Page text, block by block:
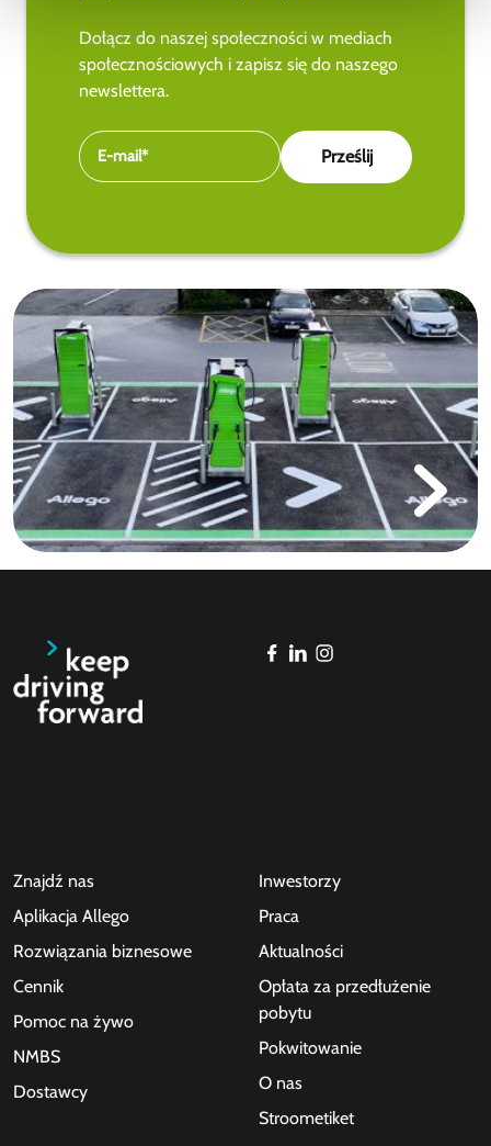
Dołącz do naszej społeczności w mediach
społecznościowych i zapisz się do naszego
newslettera.
Znajdź nas
Aplikacja Allego
Rozwiązania biznesowe
Cennik
Pomoc na żywo
NMBS
Dostawcy
Inwestorzy
Praca
Aktualności
Opłata za przedłużenie
pobytu
Pokwitowanie
O nas
Stroometiket